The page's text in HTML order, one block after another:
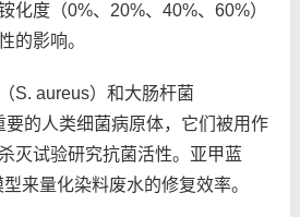
化度（0%、20%、40%、60%）
的影响。
S. aureus）和大肠杆菌
要的人类细菌病原体，它们被用作
灭试验研究抗菌活性。亚甲蓝
来量化染料废水的修复效率。